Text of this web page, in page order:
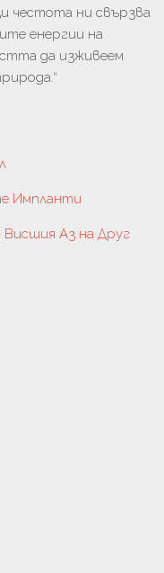
честота ни свързва
енергии на
да изживеем
Импланти
Аз на Друг